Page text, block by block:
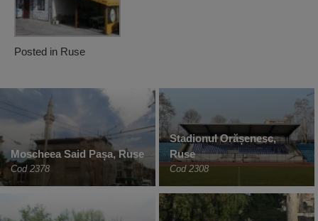
Posted in Ruse
Moscheea Said Pașa, Ruse
Cod 2378
Stadionul Orășenesc,
Ruse
Cod 2308